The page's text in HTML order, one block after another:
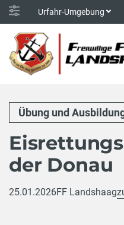
Urfahr-Umgebung
Übung und
der Donau
25.01.2026FF Landshaag